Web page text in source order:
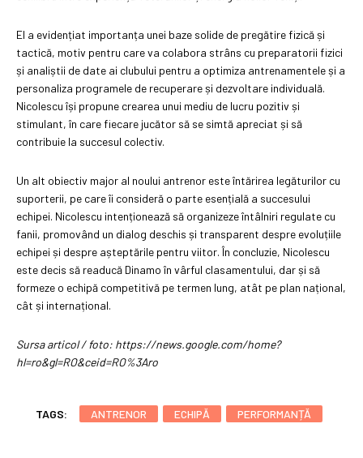
El a evidențiat importanța unei baze solide de pregătire fizică și
tactică, motiv pentru care va colabora strâns cu preparatorii fizici
și analiștii de date ai clubului pentru a optimiza antrenamentele și a
personaliza programele de recuperare și dezvoltare individuală.
Nicolescu își propune crearea unui mediu de lucru pozitiv și
stimulant, în care fiecare jucător să se simtă apreciat și să
contribuie la succesul colectiv.
Un alt obiectiv major al noului antrenor este întărirea legăturilor cu
suporterii, pe care îi consideră o parte esențială a succesului
echipei. Nicolescu intenționează să organizeze întâlniri regulate cu
fanii, promovând un dialog deschis și transparent despre evoluțiile
echipei și despre așteptările pentru viitor. În concluzie, Nicolescu
este decis să readucă Dinamo în vârful clasamentului, dar și să
formeze o echipă competitivă pe termen lung, atât pe plan național,
cât și internațional.
Sursa articol / foto: https://news.google.com/home?
hl=ro&gl=RO&ceid=RO%3Aro
TAGS: ANTRENOR ECHIPĂ PERFORMANȚĂ